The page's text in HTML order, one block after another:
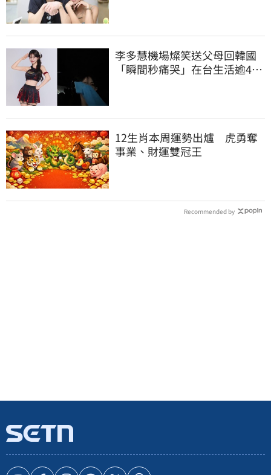
李多慧機場燦笑送父母回韓國
「瞬間秒痛哭」在台生活逾4年
12生肖本周運勢出爐 虎勇奪
事業、財運雙冠王
Recommended by